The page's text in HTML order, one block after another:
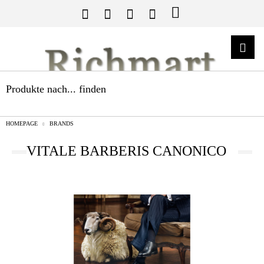
Produkte nach... finden
HOMEPAGE BRANDS
VITALE BARBERIS CANONICO